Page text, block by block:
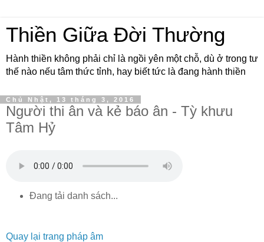
Thiền Giữa Đời Thường
Hành thiền không phải chỉ là ngồi yên một chỗ, dù ở trong tư
thế nào nếu tâm thức tỉnh, hay biết tức là đang hành thiền
Chủ Nhật, 13 tháng 3, 2016
Người thi ân và kẻ báo ân - Tỳ khưu
Tâm Hỷ
Đang tải danh sách...
Quay lại trang pháp âm